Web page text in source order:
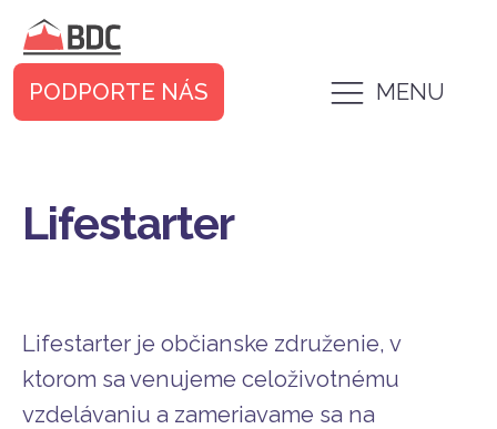
MENU
PODPORTE NÁS
Lifestarter
Lifestarter je občianske združenie, v
ktorom sa venujeme celoživotnému
vzdelávaniu a zameriavame sa na